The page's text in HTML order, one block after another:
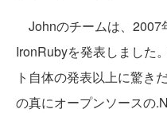
Johnのチームは、2007
IronRubyを発表しました
ト自体の発表以上に驚き
の真にオープンソースの